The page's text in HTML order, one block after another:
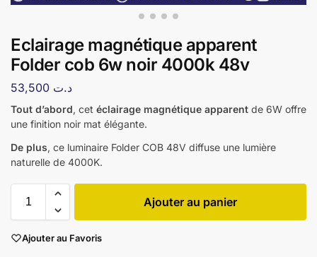
Eclairage magnétique apparent
Folder cob 6w noir 4000k 48v
د.ت
Tout d’abord, cet éclairage magnétique apparent de 6W offre
une finition noir mat élégante.
De plus, ce luminaire Folder COB 48V diffuse une lumière
naturelle de 4000K.
Ajouter au panier
Ajouter au Favoris